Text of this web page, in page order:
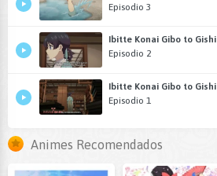
Episodio 3
Ibitte Konai Gibo to Gishi
Episodio 2
Ibitte Konai Gibo to Gishi
Episodio 1
Animes Recomendados